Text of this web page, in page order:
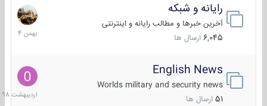
رایانه و شبکه
آخرین خبرها و مطالب رایانه و اینترنتی
6,045 ارسال ها
30
بهمن
1404
English News
Worlds military and security news
51 ارسال ها
10
1398